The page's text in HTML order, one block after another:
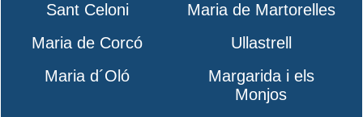
Sant Celoni
Maria de Martorelles
Maria de Corcó
Ullastrell
Maria d´Oló
Margarida i els
Monjos